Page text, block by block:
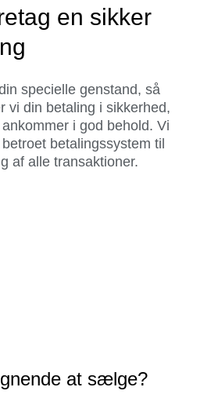
en sikker
specielle genstand, så
vi din betaling i sikkerhed,
i god behold. Vi
betalingssystem til
af alle transaktioner.
at sælge?